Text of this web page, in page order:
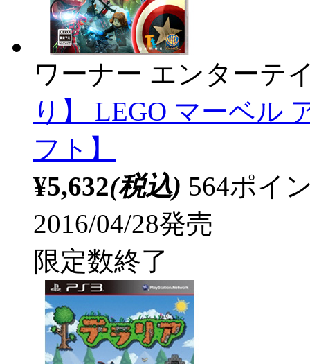
ワーナー エンターテ
り】 LEGO マーベル
フト】
¥5,632(税込) 564ポイ
2016/04/28発売
限定数終了